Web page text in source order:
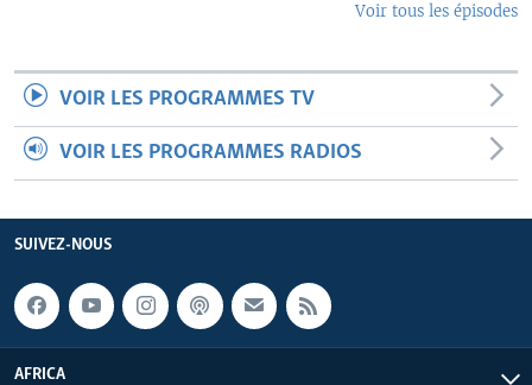
Voir tous les épisodes
VOIR LES PROGRAMMES TV
VOIR LES PROGRAMMES RADIOS
SUIVEZ-NOUS
AFRICA